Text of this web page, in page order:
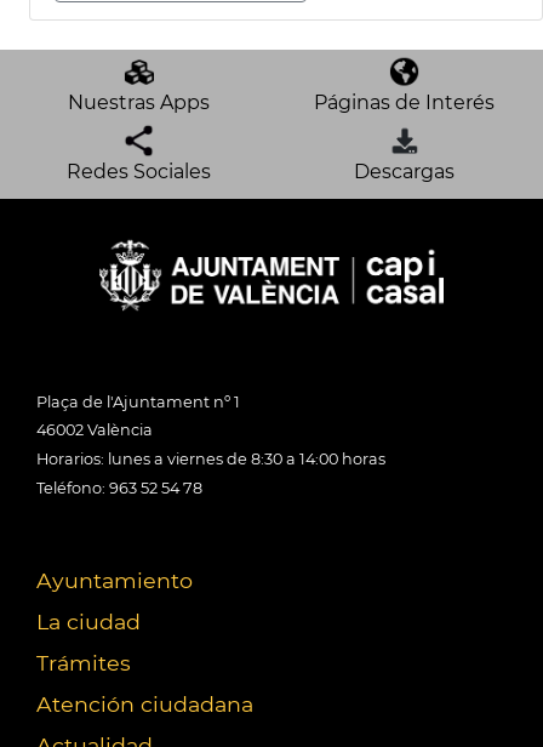
Nuestras Apps Páginas de Interés
Redes Sociales Descargas
Plaça de l'Ajuntament nº 1
46002 València
Horarios: lunes a viernes de 8:30 a 14:00 horas
Teléfono: 963 52 54 78
Ayuntamiento
La ciudad
Trámites
Atención ciudadana